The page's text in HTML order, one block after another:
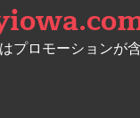
プロモーションが